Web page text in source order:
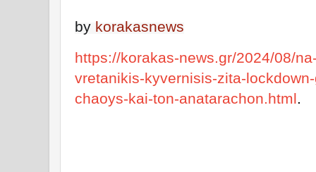
by korakasnews
https://korakas-news.gr/2024/08/
vretanikis-kyvernisis-zita-
chaoys-kai-ton-anatarachon.html.